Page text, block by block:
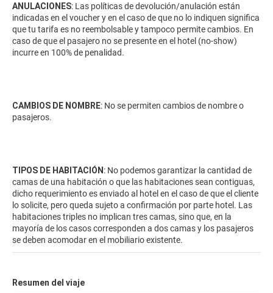
ANULACIONES: Las políticas de devolución/anulación están
indicadas en el voucher y en el caso de que no lo indiquen significa
que tu tarifa es no reembolsable y tampoco permite cambios. En
caso de que el pasajero no se presente en el hotel (no-show)
incurre en 100% de penalidad.
CAMBIOS DE NOMBRE: No se permiten cambios de nombre o
pasajeros.
TIPOS DE HABITACIÓN : No podemos garantizar la cantidad de
camas de una habitación o que las habitaciones sean contiguas,
dicho requerimiento es enviado al hotel en el caso de que el cliente
lo solicite, pero queda sujeto a confirmación por parte hotel. Las
habitaciones triples no implican tres camas, sino que, en la
mayoría de los casos corresponden a dos camas y los pasajeros
se deben acomodar en el mobiliario existente.
Resumen del viaje